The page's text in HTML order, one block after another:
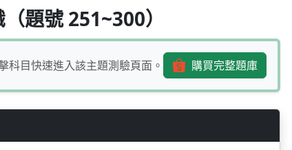
位代表 1024 GB？
題號 251~300）
科目快速進入該主題測驗頁面。 購買完整題庫